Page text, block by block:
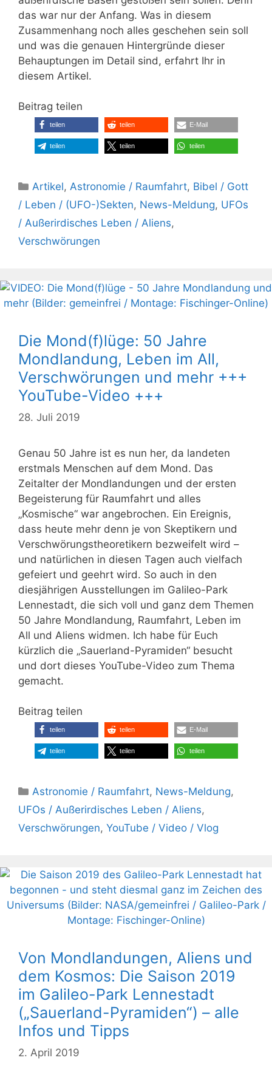
das war nur der Anfang. Was in diesem
Zusammenhang noch alles geschehen sein soll
und was die genauen Hintergründe dieser
Behauptungen im Detail sind, erfahrt Ihr in
diesem Artikel.
Beitrag teilen
teilen teilen E-Mail
teilen teilen teilen
Kategorien
Artikel,Astronomie / Raumfahrt, Bibel / Gott
/ Leben / (UFO-)Sekten, News-Meldung, UFOs
/ Außerirdisches Leben / Aliens,
Verschwörungen
Die Mond(f)lüge: 50 Jahre
Mondlandung, Leben im All,
Verschwörungen und mehr +++
YouTube-Video +++
28. Juli 2019
Genau 50 Jahre ist es nun her, da landeten
erstmals Menschen auf dem Mond. Das
Zeitalter der Mondlandungen und der ersten
Begeisterung für Raumfahrt und alles
„Kosmische“ war angebrochen. Ein Ereignis,
dass heute mehr denn je von Skeptikern und
Verschwörungstheoretikern bezweifelt wird –
und natürlichen in diesen Tagen auch vielfach
gefeiert und geehrt wird. So auch in den
diesjährigen Ausstellungen im Galileo-Park
Lennestadt, die sich voll und ganz dem Themen
50 Jahre Mondlandung, Raumfahrt, Leben im
All und Aliens widmen. Ich habe für Euch
kürzlich die „Sauerland-Pyramiden“ besucht
und dort dieses YouTube-Video zum Thema
gemacht.
Beitrag teilen
teilen teilen E-Mail
teilen teilen teilen
Kategorien
Astronomie / Raumfahrt, News-Meldung,
UFOs / Außerirdisches Leben / Aliens,
Verschwörungen, YouTube / Video / Vlog
Von Mondlandungen, Aliens und
dem Kosmos: Die Saison 2019
im Galileo-Park Lennestadt
(„Sauerland-Pyramiden“) – alle
Infos und Tipps
2. April 2019